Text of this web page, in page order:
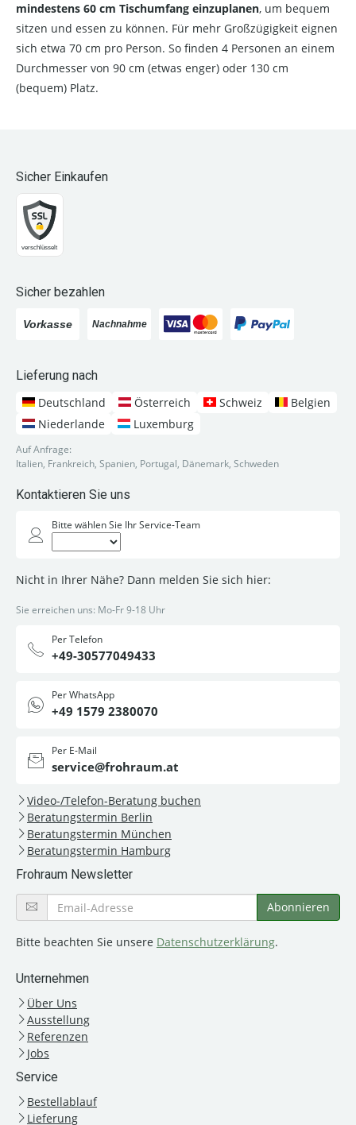
mindestens 60 cm Tischumfang einzuplanen, um bequem
sitzen und essen zu können. Für mehr Großzügigkeit eignen
sich etwa 70 cm pro Person. So finden 4 Personen an einem
Durchmesser von 90 cm (etwas enger) oder 130 cm
(bequem) Platz.
Sicher Einkaufen
Sicher bezahlen
Lieferung nach
Deutschland
Österreich Schweiz
Belgien
Niederlande
Luxemburg
Auf Anfrage:
Italien, Frankreich, Spanien, Portugal, Dänemark, Schweden
Kontaktieren Sie uns
Bitte wählen Sie Ihr Service-Team
Nicht in Ihrer Nähe? Dann melden Sie sich hier:
Sie erreichen uns: Mo-Fr 9-18 Uhr
Per Telefon
+49-30577049433
Per WhatsApp
+49 1579 2380070
Per E-Mail
service@frohraum.at
Video-/Telefon-Beratung buchen
Beratungstermin Berlin
Beratungstermin München
Beratungstermin Hamburg
Frohraum Newsletter
Bitte beachten Sie unsere Datenschutzerklärung.
Unternehmen
Über Uns
Ausstellung
Referenzen
Jobs
Service
Bestellablauf
Lieferung